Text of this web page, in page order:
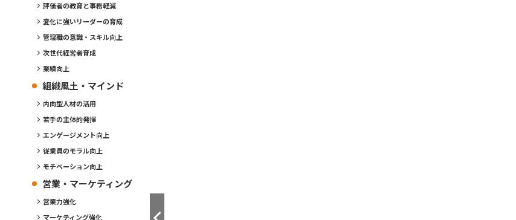
評価者の教育と事務軽減
変化に強いリーダーの育成
管理職の意識・スキル向上
次世代経営者育成
業績向上
組織風土・マインド
内向型人材の活用
若手の主体的発揮
エンゲージメント向上
従業員のモラル向上
モチベーション向上
営業・マーケティング
営業力強化
マーケティング強化